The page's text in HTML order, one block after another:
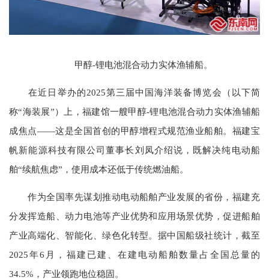
甲醇-锂电池混合动力实体渔辅船。
在近日举办的2025第三届中国海洋装备博览会（以下简
称“海装展”）上，福建馆一艘甲醇-锂电池混合动力实体渔辅船
成焦点——这是全国首创的甲醇增程式规范渔业船舶。福建宝
帆新能源科技有限公司董事长刘凤介绍说，既解决纯电动船
舶“续航焦虑”，使用成本还低于传统燃油船。
作为全国率先谋划推动电动船舶产业发展的省份，福建充
分发挥造船、动力电池等产业优势和应用场景优势，促进船舶
产业高端化、智能化、绿色化转型。据中国船级社统计，截至
2025年6月，福建已建、在建电动船舶数量占全国总量的
34.5%，产业领跑地位稳固。